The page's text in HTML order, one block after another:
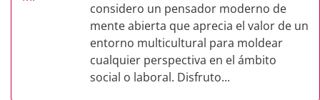
considero un pensador moderno de
mente abierta que aprecia el valor de un
entorno multicultural para moldear
cualquier perspectiva en el ámbito
social o laboral. Disfruto...